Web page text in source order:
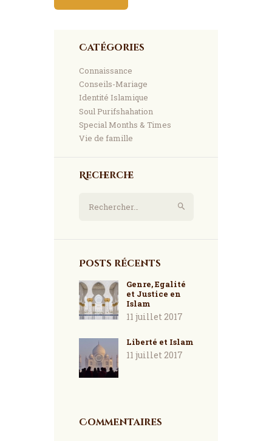
Catégories
Connaissance
Conseils-Mariage
Identité Islamique
Soul Purifshahation
Special Months & Times
Vie de famille
Recherche
Posts récents
Genre, Egalité
et Justice en
Islam
11 juillet 2017
Liberté et Islam
11 juillet 2017
Commentaires